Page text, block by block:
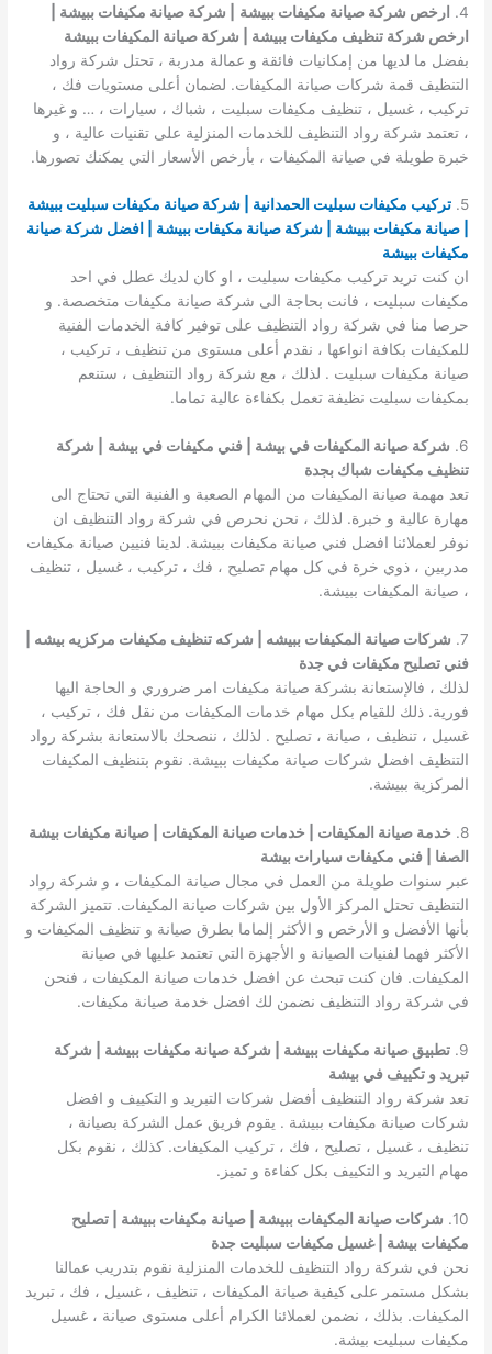
4. ارخص شركة صيانة مكيفات ببيشة
| شركة صيانة مكيفات ببيشة |
ارخص شركة تنظيف مكيفات ببيشة | شركة صيانة المكيفات ببيشة
بفضل ما لديها من إمكانيات فائقة و عمالة مدربة ، تحتل شركة رواد
التنظيف قمة شركات صيانة المكيفات. لضمان أعلى مستويات فك ،
تركيب ، غسيل ، تنظيف مكيفات سبليت ، شباك ، سيارات ، … و غيرها
، تعتمد شركة رواد التنظيف للخدمات المنزلية على تقنيات عالية ، و
خبرة طويلة في صيانة المكيفات ، بأرخص الأسعار التي يمكنك تصورها.
5. تركيب مكيفات سبليت الحمدانية | شركة صيانة مكيفات سبليت ببيشة
| صيانة مكيفات ببيشة | شركة صيانة مكيفات ببيشة | افضل شركة صيانة
مكيفات ببيشة
ان كنت تريد تركيب مكيفات سبليت ، او كان لديك عطل في احد
مكيفات سبليت ، فانت بحاجة الى شركة صيانة مكيفات متخصصة. و
حرصا منا في شركة رواد التنظيف على توفير كافة الخدمات الفنية
للمكيفات بكافة انواعها ، نقدم أعلى مستوى من تنظيف ، تركيب ،
صيانة مكيفات سبليت . لذلك ، مع شركة رواد التنظيف ، ستنعم
بمكيفات سبليت نظيفة تعمل بكفاءة عالية تماما.
6. شركة صيانة المكيفات في بيشة | فني مكيفات في بيشة
| شركة
تنظيف مكيفات شباك بجدة
تعد مهمة صيانة المكيفات من المهام الصعبة و الفنية التي تحتاج الى
مهارة عالية و خبرة. لذلك ، نحن نحرص في شركة رواد التنظيف ان
نوفر لعملائنا افضل فني صيانة مكيفات ببيشة. لدينا فنيين صيانة مكيفات
مدربين ، ذوي خرة في كل مهام تصليح ، فك ، تركيب ، غسيل ، تنظيف
، صيانة المكيفات ببيشة.
7. شركات صيانة المكيفات ببيشه | شركه تنظيف مكيفات مركزيه بيشه |
فني تصليح مكيفات في جدة
لذلك ، فالإستعانة بشركة صيانة مكيفات امر ضروري و الحاجة اليها
فورية. ذلك للقيام بكل مهام خدمات المكيفات من نقل فك ، تركيب ،
غسيل ، تنظيف ، صيانة ، تصليح . لذلك ، ننصحك بالاستعانة بشركة رواد
التنظيف افضل شركات صيانة مكيفات ببيشة. نقوم بتنظيف المكيفات
المركزية ببيشة.
8.
خدمة صيانة المكيفات | خدمات صيانة المكيفات | صيانة مكيفات بيشة
الصفا | فني مكيفات سيارات بيشة
عبر سنوات طويلة من العمل في مجال صيانة المكيفات ، و شركة رواد
التنظيف تحتل المركز الأول بين شركات صيانة المكيفات. تتميز الشركة
بأنها الأفضل و الأرخص و الأكثر إلماما بطرق صيانة و تنظيف المكيفات و
الأكثر فهما لفنيات الصيانة و الأجهزة التي تعتمد عليها في صيانة
المكيفات. فان كنت تبحث عن افضل خدمات صيانة المكيفات ، فنحن
في شركة رواد التنظيف نضمن لك افضل خدمة صيانة مكيفات.
9. تطبيق صيانة مكيفات ببيشة | شركة صيانة مكيفات ببيشة | شركة
تبريد و تكييف في بيشة
تعد شركة رواد التنظيف أفضل شركات التبريد و التكييف و افضل
شركات صيانة مكيفات ببيشة . يقوم فريق عمل الشركة بصيانة ،
تنظيف ، غسيل ، تصليح ، فك ، تركيب المكيفات. كذلك ، نقوم بكل
مهام التبريد و التكييف بكل كفاءة و تميز.
10.
شركات صيانة المكيفات ببيشة | صيانة مكيفات ببيشة | تصليح
مكيفات بيشة | غسيل مكيفات سبليت جدة
نحن في شركة رواد التنظيف للخدمات المنزلية نقوم بتدريب عمالنا
بشكل مستمر على كيفية صيانة المكيفات ، تنظيف ، غسيل ، فك ، تبريد
المكيفات. بذلك ، نضمن لعملائنا الكرام أعلى مستوى صيانة ، غسيل
مكيفات سبليت بيشة.